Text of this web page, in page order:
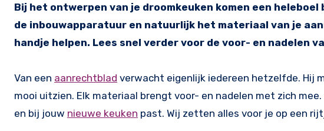
Bij het ontwerpen van je droomkeuken komen een heleboel belangrijke keuzes kijken. De kleur van de kastjes,
de inbouwapparatuur en natuurlijk het materiaal van je
handje helpen. Lees snel verder voor de voor- en nadelen
Van een aanrechtblad verwacht eigenlijk iedereen hetzelfde. Hij
mooi uitzien. Elk materiaal brengt voor- en nadelen met zich
en bij jouw nieuwe keuken past. Wij zetten alles voor je op een